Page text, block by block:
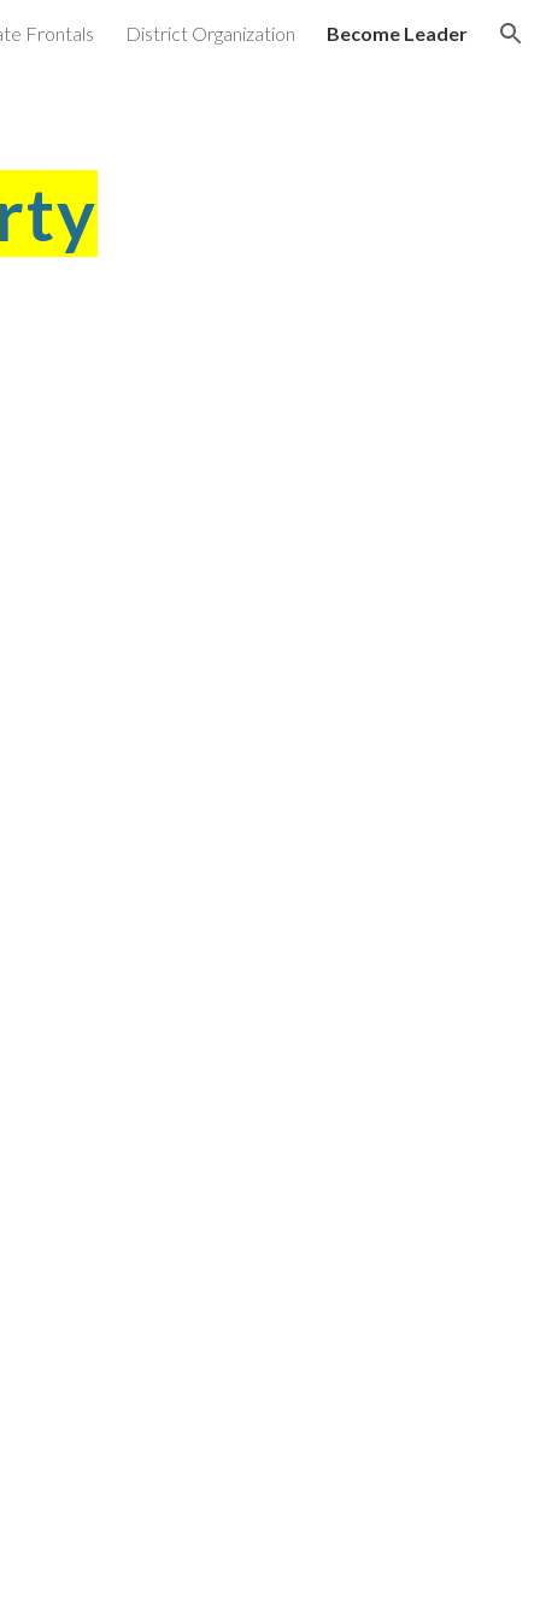
Frontals District Organization Become Leader